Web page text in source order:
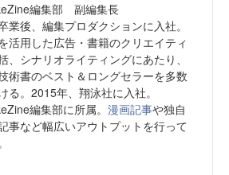
編集部 副編集長
業後、編集プロダクションに入社。
活用した広告・書籍のクリエイティ
、シナリオライティングにあたり、
術書のベスト＆ロングセラーを多数
る。2015年、翔泳社に入社。
編集部に所属。 漫画記事や独自
事など幅広いアウトプットを行って